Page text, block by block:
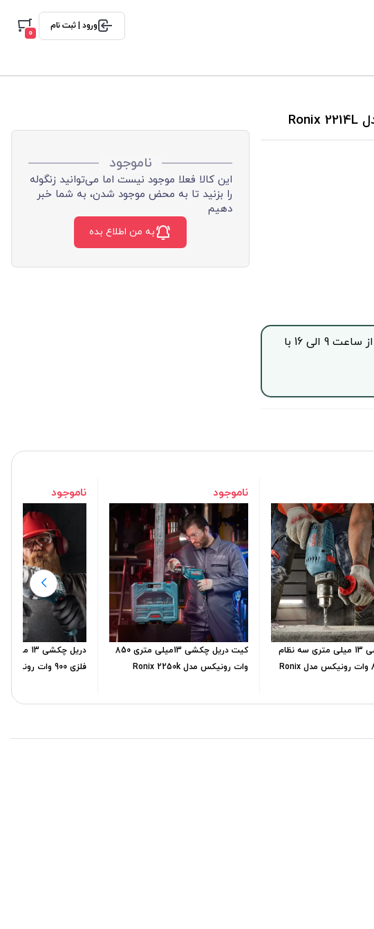
ورود | ثبت نام
0
جهت خرید این محصول بصورت اقساط با چک صیادی، از ساعت 9 الی 16 با
ناموجود
این کالا فعلا موجود نیست اما می‌توانید زنگوله
را بزنید تا به محض موجود شدن، به شما خبر
دهیم
به من اطلاع بده
دریل چکشی 13 میلی متری سه نظام
آچاری 850 وات رونیکس مدل Ronix
ناموجود
کیت دریل چکشی 13میلی متری 850
وات رونیکس مدل Ronix 2250k
ناموجود
دریل چکشی